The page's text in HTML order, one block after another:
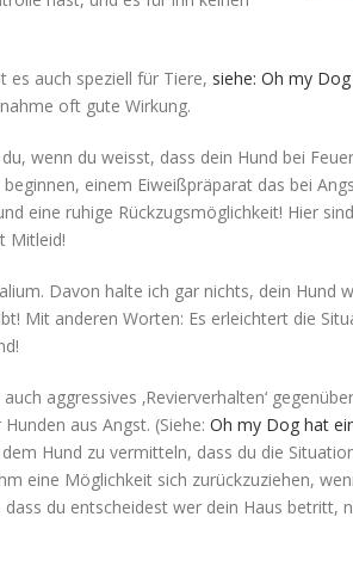
auch speziell für Tiere, siehe: Oh my
oft gute Wirkung.
wenn du weisst, dass dein Hund bei
einem Eiweißpräparat das bei
eine ruhige Rückzugsmöglichkeit! Hier
Mitleid!
Davon halte ich gar nichts, dein Hund
Mit anderen Worten: Es erleichtert die
aggressives ‚Revierverhalten‘
aus Angst. (Siehe: Oh my Dog hat
Hund zu vermitteln, dass du die
eine Möglichkeit sich zurückzuziehen,
du entscheidest wer dein Haus betritt,